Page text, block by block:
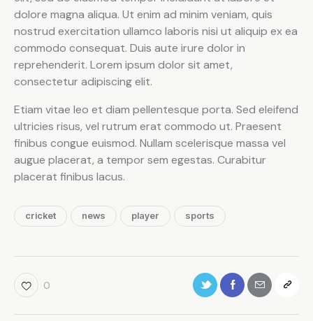
dolore magna aliqua. Ut enim ad minim veniam, quis
nostrud exercitation ullamco laboris nisi ut aliquip ex ea
commodo consequat. Duis aute irure dolor in
reprehenderit. Lorem ipsum dolor sit amet,
consectetur adipiscing elit.
Etiam vitae leo et diam pellentesque porta. Sed eleifend
ultricies risus, vel rutrum erat commodo ut. Praesent
finibus congue euismod. Nullam scelerisque massa vel
augue placerat, a tempor sem egestas. Curabitur
placerat finibus lacus.
cricket news player sports
0